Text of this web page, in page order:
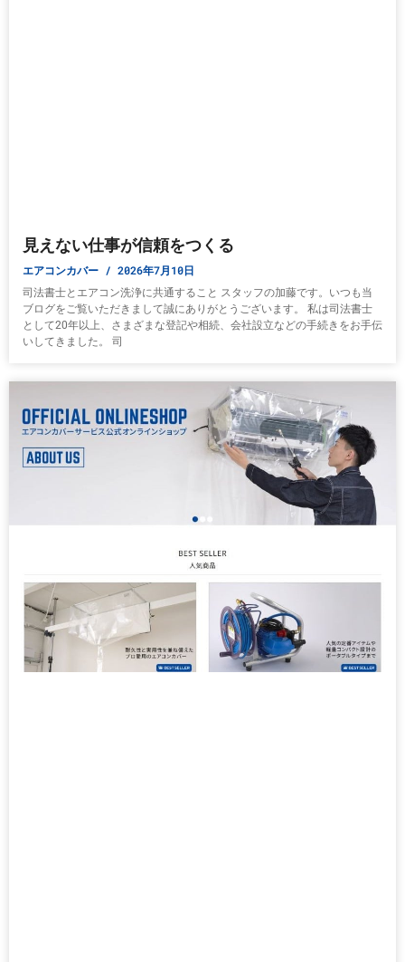
見えない仕事が信頼をつくる
エアコンカバー 2026年7月10日
司法書士とエアコン洗浄に共通すること スタッフの加藤です。いつも当
ブログをご覧いただきまして誠にありがとうございます。 私は司法書士
として20年以上、さまざまな登記や相続、会社設立などの手続きをお手伝
いしてきました。 司